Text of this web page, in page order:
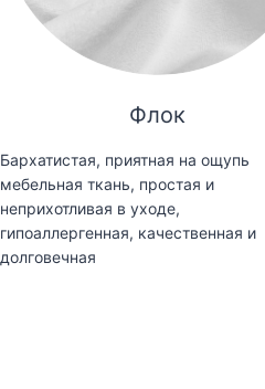
Флок
Бархатистая, приятная на ощупь
мебельная ткань, простая и
неприхотливая в уходе,
гипоаллергенная, качественная и
долговечная